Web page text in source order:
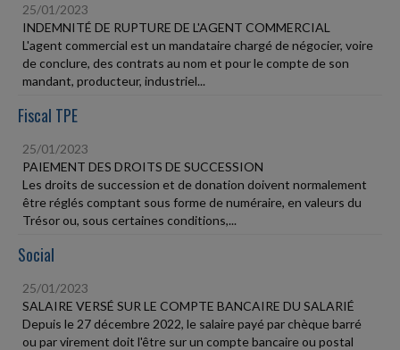
25/01/2023
INDEMNITÉ DE RUPTURE DE L'AGENT COMMERCIAL
L'agent commercial est un mandataire chargé de négocier, voire
de conclure, des contrats au nom et pour le compte de son
mandant, producteur, industriel...
Fiscal TPE
25/01/2023
PAIEMENT DES DROITS DE SUCCESSION
Les droits de succession et de donation doivent normalement
être réglés comptant sous forme de numéraire, en valeurs du
Trésor ou, sous certaines conditions,...
Social
25/01/2023
SALAIRE VERSÉ SUR LE COMPTE BANCAIRE DU SALARIÉ
Depuis le 27 décembre 2022, le salaire payé par chèque barré
ou par virement doit l'être sur un compte bancaire ou postal